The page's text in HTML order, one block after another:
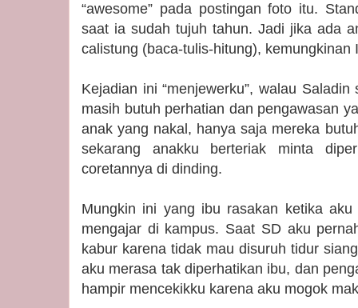
“awesome” pada postingan foto itu.
saat ia sudah tujuh tahun. Jadi jika ada
calistung (baca-tulis-hitung), kemungkinan
Kejadian ini “menjewerku”, walau
masih butuh perhatian dan pengawasan
anak yang nakal, hanya saja mereka
sekarang anakku berteriak minta
coretannya di dinding.
Mungkin ini yang ibu rasakan ketika
mengajar di kampus. Saat SD aku
kabur karena tidak mau disuruh tidur
aku merasa tak diperhatikan ibu, dan
hampir mencekikku karena aku mogok